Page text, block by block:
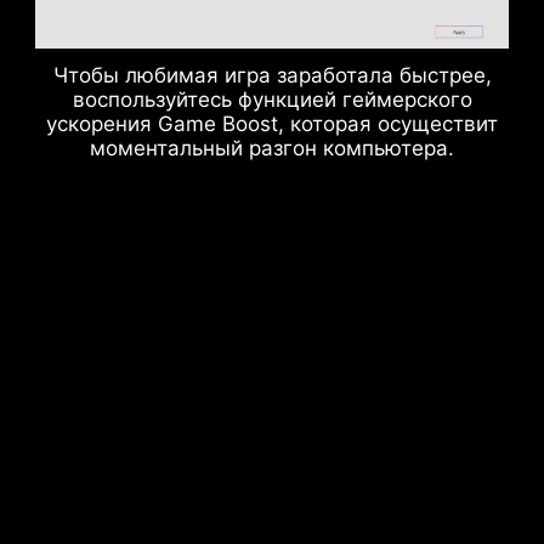
Чтобы любимая игра заработала быстрее,
воспользуйтесь функцией геймерского
ускорения Game Boost, которая осуществит
моментальный разгон компьютера.